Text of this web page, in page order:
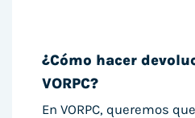
¿Cómo hacer
VORPC?
En VORPC, queremos